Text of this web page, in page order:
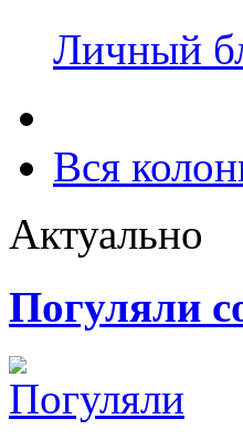
Личный
Вся
Актуально
Погуляли